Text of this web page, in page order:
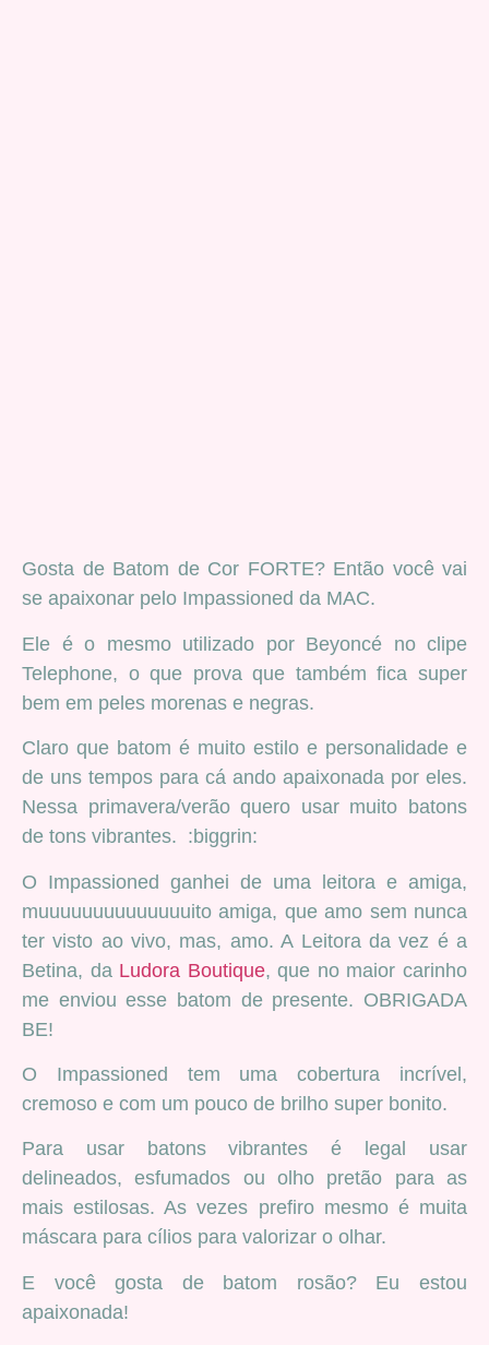
Gosta de Batom de Cor FORTE? Então você vai
se apaixonar pelo Impassioned da MAC.
Ele é o mesmo utilizado por Beyoncé no clipe
Telephone, o que prova que também fica super
bem em peles morenas e negras.
Claro que batom é muito estilo e personalidade e
de uns tempos para cá ando apaixonada por eles.
Nessa primavera/verão quero usar muito batons
de tons vibrantes. :biggrin:
O Impassioned ganhei de uma leitora e amiga,
muuuuuuuuuuuuuuito amiga, que amo sem nunca
ter visto ao vivo, mas, amo. A Leitora da vez é a
Betina, da Ludora Boutique, que no maior carinho
me enviou esse batom de presente. OBRIGADA
BE!
O Impassioned tem uma cobertura incrível,
cremoso e com um pouco de brilho super bonito.
Para usar batons vibrantes é legal usar
delineados, esfumados ou olho pretão para as
mais estilosas. As vezes prefiro mesmo é muita
máscara para cílios para valorizar o olhar.
E você gosta de batom rosão? Eu estou
apaixonada!